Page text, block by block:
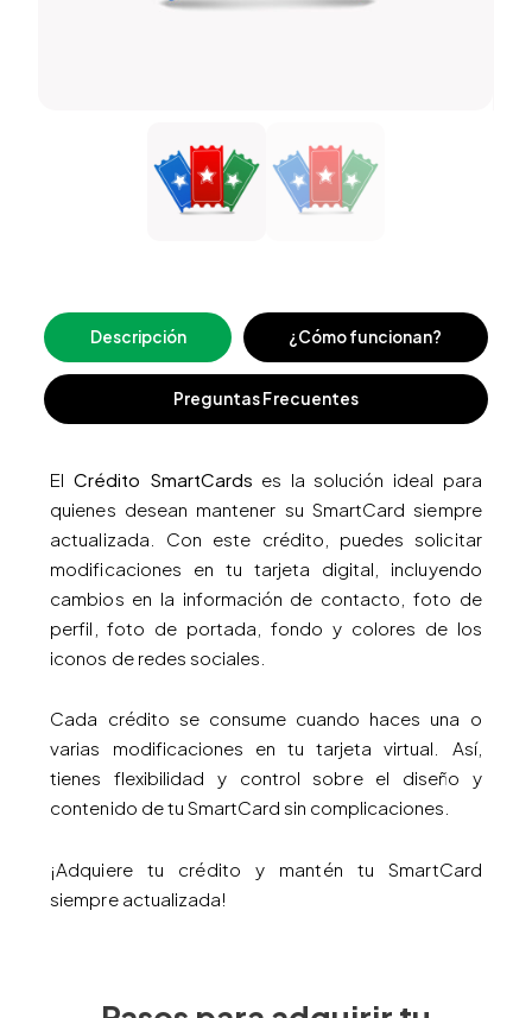
Descripción ¿Cómo funcionan?
Preguntas Frecuentes
El Crédito SmartCards es la solución ideal para
quienes desean mantener su SmartCard siempre
actualizada. Con este crédito, puedes solicitar
modificaciones en tu tarjeta digital, incluyendo
cambios en la información de contacto, foto de
perfil, foto de portada, fondo y colores de los
iconos de redes sociales.
Cada crédito se consume cuando haces una o
varias modificaciones en tu tarjeta virtual. Así,
tienes flexibilidad y control sobre el diseño y
contenido de tu SmartCard sin complicaciones.
¡Adquiere tu crédito y mantén tu SmartCard
siempre actualizada!